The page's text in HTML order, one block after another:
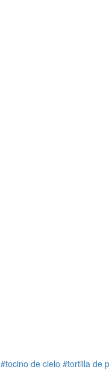
#tocino de cielo #tortilla de